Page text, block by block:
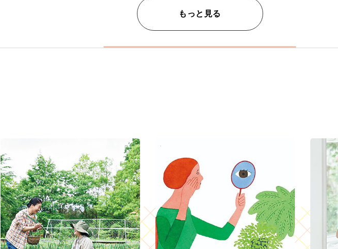
もっと見る